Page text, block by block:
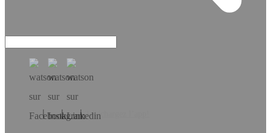
Téléchargez l’app!